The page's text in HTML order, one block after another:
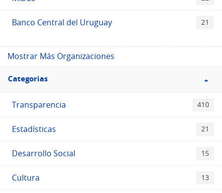
Banco Central del Uruguay 21
Mostrar Más Organizaciones
Filtro
Categorias
Categorias
Transparencia 410
Estadísticas 21
Desarrollo Social 15
Cultura 13